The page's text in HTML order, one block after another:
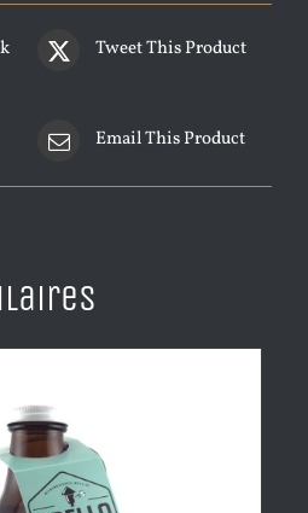
Tweet This Product
Email This Product